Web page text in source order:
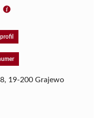
19-200 Grajewo